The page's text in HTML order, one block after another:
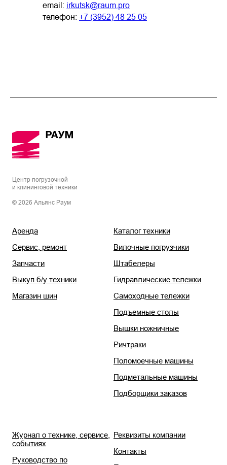
email: irkutsk@raum.pro
телефон: +7 (3952) 48 25 05
Центр погрузочной
и клининговой техники
© 2026 Альянс Раум
Аренда
Сервис, ремонт
Запчасти
Выкуп б/у техники
Магазин шин
Каталог техники
Вилочные погрузчики
Штабелеры
Гидравлические тележки
Самоходные тележки
Подъемные столы
Вышки ножничные
Ричтраки
Поломоечные машины
Подметальные машины
Подборщики заказов
Журнал о технике, сервисе,
событиях
Руководство по
Реквизиты компании
Контакты